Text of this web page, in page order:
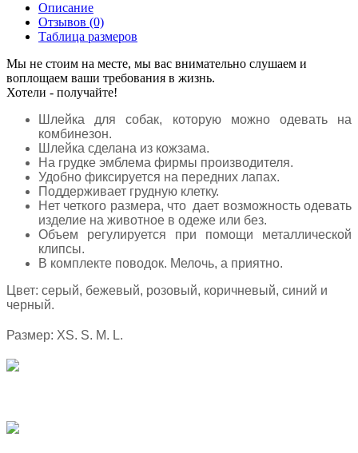
Описание
Отзывов (0)
Таблица размеров
Мы не стоим на месте, мы вас внимательно слушаем и
воплощаем ваши требования в жизнь.
Хотели - получайте!
Шлейка для собак, которую можно одевать на
комбинезон.
Шлейка сделана из кожзама.
На грудке эмблема фирмы производителя.
Удобно фиксируется на передних лапах.
Поддерживает грудную клетку.
Нет четкого размера, что дает возможность одевать
изделие на животное в одеже или без.
Объем регулируется при помощи металлической
клипсы.
В комплекте поводок. Мелочь, а приятно.
Цвет: серый, бежевый, розовый, коричневый, синий и
черный.
Размер: XS. S. M. L.